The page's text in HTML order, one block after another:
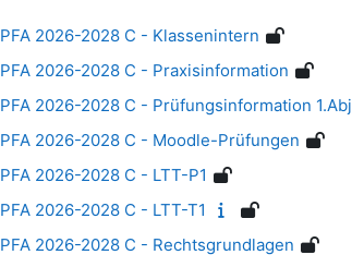
PFA 2026-2028 C - Klassenintern
PFA 2026-2028 C - Praxisinformation
PFA 2026-2028 C - Prüfungsinformation 1.Abj
PFA 2026-2028 C - Moodle-Prüfungen
PFA 2026-2028 C - LTT-P1
PFA 2026-2028 C - LTT-T1
PFA 2026-2028 C - Rechtsgrundlagen